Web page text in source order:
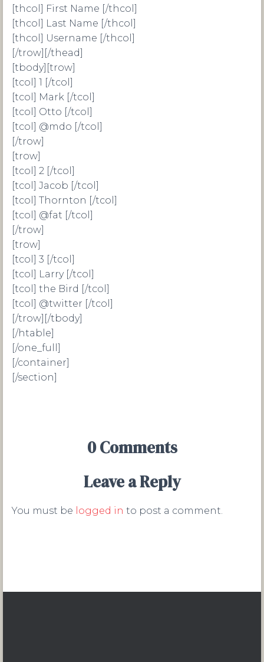
[thcol] First Name [/thcol]
[thcol] Last Name [/thcol]
[thcol] Username [/thcol]
[/trow][/thead]
[tbody][trow]
[tcol] 1 [/tcol]
[tcol] Mark [/tcol]
[tcol] Otto [/tcol]
[tcol] @mdo [/tcol]
[/trow]
[trow]
[tcol] 2 [/tcol]
[tcol] Jacob [/tcol]
[tcol] Thornton [/tcol]
[tcol] @fat [/tcol]
[/trow]
[trow]
[tcol] 3 [/tcol]
[tcol] Larry [/tcol]
[tcol] the Bird [/tcol]
[tcol] @twitter [/tcol]
[/trow][/tbody]
[/htable]
[/one_full]
[/container]
[/section]
0 Comments
Leave a Reply
You must be logged in to post a comment.